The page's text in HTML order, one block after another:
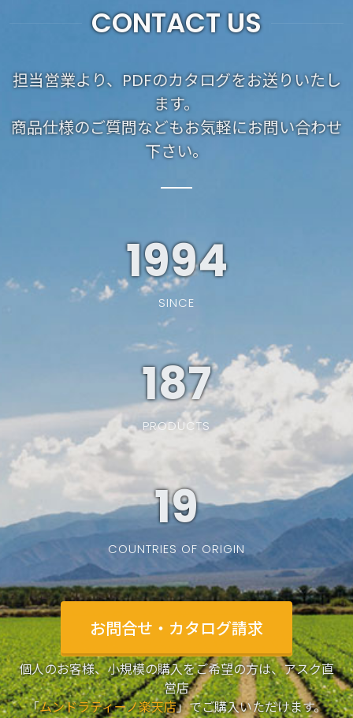
CONTACT US
担当営業より、PDFのカタログをお送りいたし
ます。
商品仕様のご質問などもお気軽にお問い合わせ
下さい。
1994
SINCE
187
PRODUCTS
19
COUNTRIES OF ORIGIN
お問合せ・カタログ請求
個人のお客様、小規模の購入をご希望の方は、アスク直
営店
「ムンドラティーノ楽天店」でご購入いただけます。